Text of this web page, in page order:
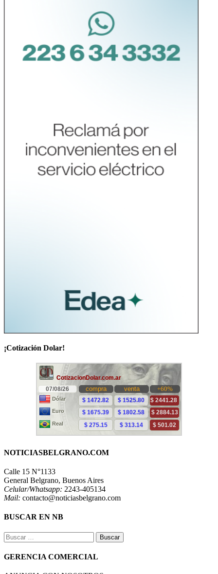
¡Cotización Dolar!
NOTICIASBELGRANO.COM
Calle 15 N°1133
General Belgrano, Buenos Aires
Celular/Whatsapp: 2243-405134
Mail: contacto@noticiasbelgrano.com
BUSCAR EN NB
Buscar:
GERENCIA COMERCIAL